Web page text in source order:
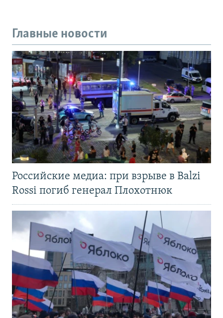
Главные новости
Российские медиа: при взрыве в Balzi
Rossi погиб генерал Плохотнюк